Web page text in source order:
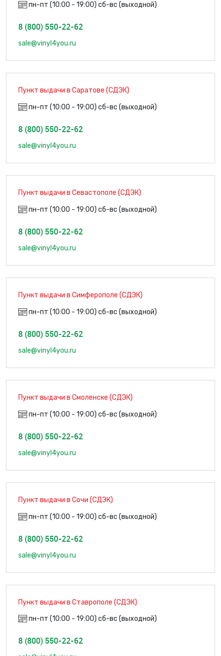
пн-пт (10:00 - 19:00) сб-вс (выходной)
8 (800) 550-22-62
sale@vinyl4you.ru
Пункт выдачи в Саратове (СДЭК)
пн-пт (10:00 - 19:00) сб-вс (выходной)
8 (800) 550-22-62
sale@vinyl4you.ru
Пункт выдачи в Севастополе (СДЭК)
пн-пт (10:00 - 19:00) сб-вс (выходной)
8 (800) 550-22-62
sale@vinyl4you.ru
Пункт выдачи в Симферополе (СДЭК)
пн-пт (10:00 - 19:00) сб-вс (выходной)
8 (800) 550-22-62
sale@vinyl4you.ru
Пункт выдачи в Смоленске (СДЭК)
пн-пт (10:00 - 19:00) сб-вс (выходной)
8 (800) 550-22-62
sale@vinyl4you.ru
Пункт выдачи в Сочи (СДЭК)
пн-пт (10:00 - 19:00) сб-вс (выходной)
8 (800) 550-22-62
sale@vinyl4you.ru
Пункт выдачи в Ставрополе (СДЭК)
пн-пт (10:00 - 19:00) сб-вс (выходной)
8 (800) 550-22-62